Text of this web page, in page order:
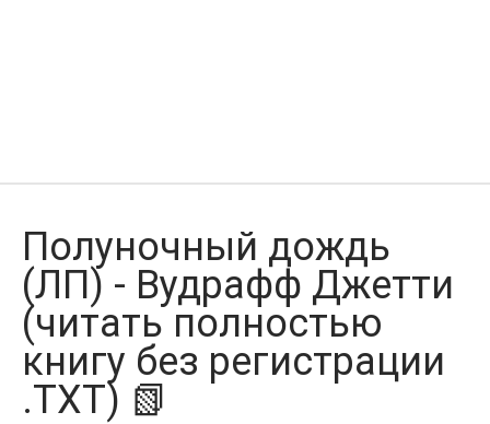
Полуночный дождь
(ЛП) - Вудрафф Джетти
(читать полностью
книгу без регистрации
.TXT) 📗